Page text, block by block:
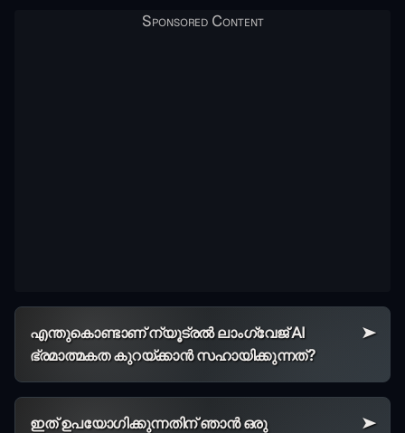
എന്തുകൊണ്ടാണ് ന്യൂട്രൽ ലാംഗ്വേജ് AI
ഭ്രമാത്മകത കുറയ്ക്കാൻ സഹായിക്കുന്നത്?
ഇത് ഉപയോഗിക്കുന്നതിന് ഞാൻ ഒരു